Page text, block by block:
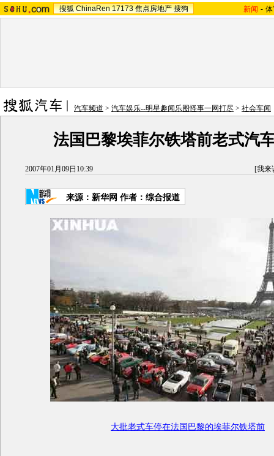
搜狐 ChinaRen 17173 焦点房地产 搜狗 新闻 -
汽车频道 > 汽车娱乐--明星趣闻乐图怪事一网打尽 > 社会车闻
法国巴黎埃菲尔铁塔前老式汽
2007年01月09日10:39 [我来
来源：新华网 作者：综合报道
大批老式车停在法国巴黎的埃菲尔铁塔前